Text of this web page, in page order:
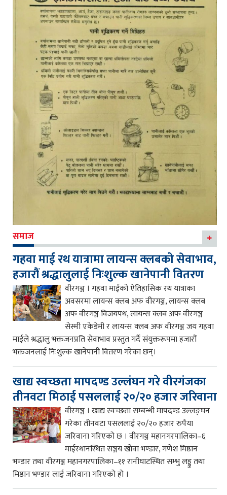
समाज
गहवा माई रथ यात्रामा लायन्स क्लबको सेवाभाव,
हजारौं श्रद्धालुलाई निःशुल्क खानेपानी वितरण
वीरगञ्ज । गहवा माईको ऐतिहासिक रथ यात्राका
अवसरमा लायन्स क्लब अफ वीरगञ्ज, लायन्स क्लब
अफ वीरगञ्ज विजयपथ, लायन्स क्लब अफ वीरगञ्ज
सेस्मी एकेडेमी र लायन्स क्लब अफ वीरगञ्ज जय गहवा
माईले श्रद्धालु भक्तजनप्रति सेवाभाव प्रस्तुत गर्दै संयुक्तरूपमा हजारौं
भक्तजनलाई निःशुल्क खानेपानी वितरण गरेका छन्।
खाद्य स्वच्छता मापदण्ड उल्लंघन गरे वीरगंजका
तीनवटा मिठाई पसललाई २०/२० हजार जरिवाना
वीरगञ्ज । खाद्य स्वच्छता सम्बन्धी मापदण्ड उल्लङ्घन
गरेका तीनवटा पसललाई २०/२० हजार रुपैया
जरिवाना गरिएको छ । वीरगञ्ज महानगरपालिका–६
माईस्थानस्थित सञ्जय खोवा भण्डार, गणेश मिष्ठान
भण्डार तथा वीरगञ्ज महानगरपालिका–११ रानीघाटस्थित सम्भु लड्डु तथा
मिष्ठान भण्डार लाई जरिवाना गरिएको हो ।